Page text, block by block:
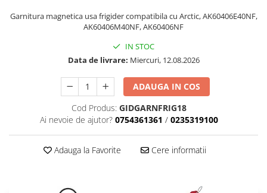
Garnitura magnetica usa frigider compatibila cu Arctic, AK60406E40NF,
AK60406M40NF, AK60406NF
IN STOC
Data de livrare: Miercuri, 12.08.2026
ADAUGA IN COS
Cod Produs: GIDGARNFRIG18
Ai nevoie de ajutor? 0754361361 / 0235319100
Adauga la Favorite Cere informatii